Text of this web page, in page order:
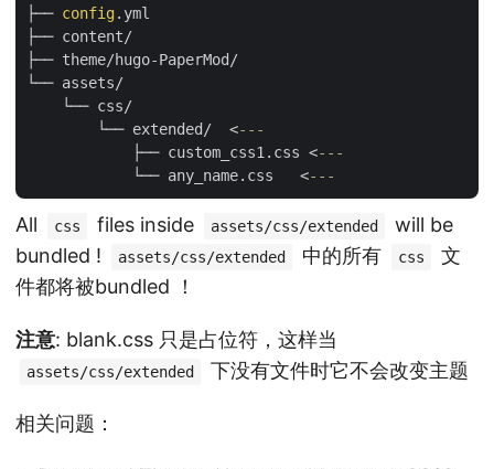
├── config.yml
├── content/
├── theme/hugo-PaperMod/
└── assets/
    └── css/
        └── extended/  <
---
            ├── custom_css1.css <
---
            └── any_name.css   <
---
All css files inside assets/css/extended
will be
bundled !
assets/css/extended 中的所有 css
文
件都将被bundled ！
注意: blank.css 只是占位符，这样当
assets/css/extended 下没有文件时它不会改变主题
相关问题：